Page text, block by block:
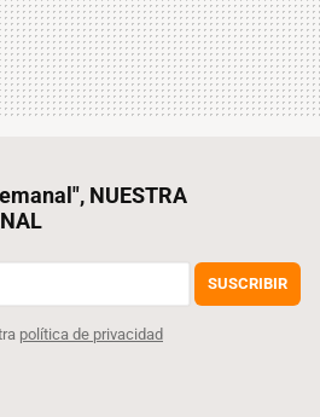
NUESTRA
SUSCRIBIR
política de privacidad